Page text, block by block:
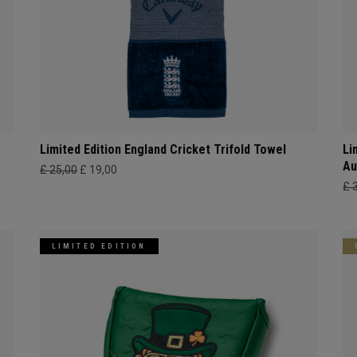
Limited Edition England Cricket Trifold Towel
£ 25,00 £ 19,00
£
LIMITED EDITION